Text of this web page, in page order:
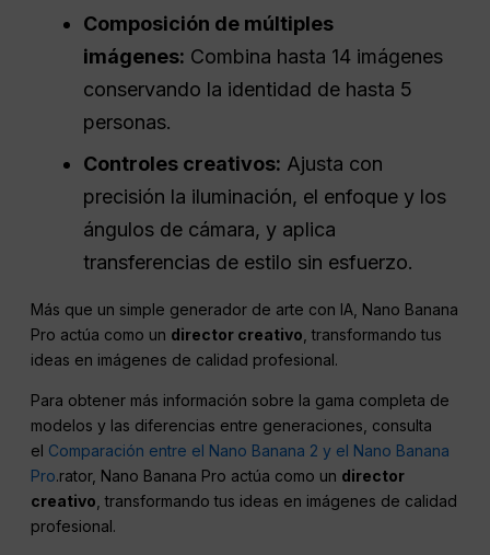
Composición de múltiples
imágenes: Combina hasta 14 imágenes
conservando la identidad de hasta 5
personas.
Controles creativos: Ajusta con
precisión la iluminación, el enfoque y los
ángulos de cámara, y aplica
transferencias de estilo sin esfuerzo.
Más que un simple generador de arte con IA, Nano Banana
Pro actúa como un director creativo , transformando tus
ideas en imágenes de calidad profesional.
Para obtener más información sobre la gama completa de
modelos y las diferencias entre generaciones, consulta
el Comparación entre el Nano Banana 2 y el Nano Banana
Pro.rator, Nano Banana Pro actúa como un director
creativo , transformando tus ideas en imágenes de calidad
profesional.